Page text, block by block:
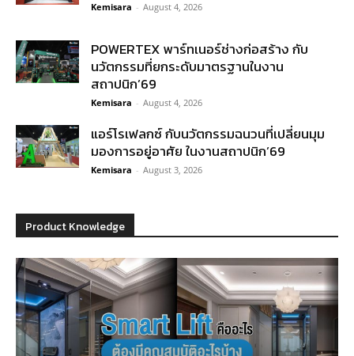
Kemisara - August 4, 2026
POWERTEX พาร์ทเนอร์ช่างก่อสร้าง กับ
นวัตกรรมที่ยกระดับมาตรฐานในงาน
สถาปนิก’69
Kemisara - August 4, 2026
แอร์โรเฟลกซ์ กับนวัตกรรมฉนวนที่เปลี่ยนมุม
มองการอยู่อาศัย ในงานสถาปนิก’69
Kemisara - August 3, 2026
Product Knowledge